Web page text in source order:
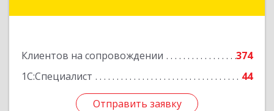
Клиентов на сопровождении
374
1С:Специалист
44
Отправить заявку
Отправить заявку